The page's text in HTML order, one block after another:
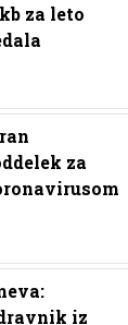
za leto
za
iz